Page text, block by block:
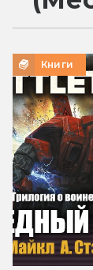
Книги